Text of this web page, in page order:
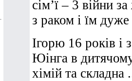
сім’ї – 3 війни
з раком і їм
Ігорю 16 років і
Юінга в
хімій та складна